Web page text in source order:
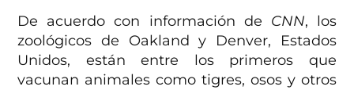
De acuerdo con información de CNN, los
zoológicos de Oakland y Denver, Estados
Unidos, están entre los primeros que
vacunan animales como tigres, osos y otros